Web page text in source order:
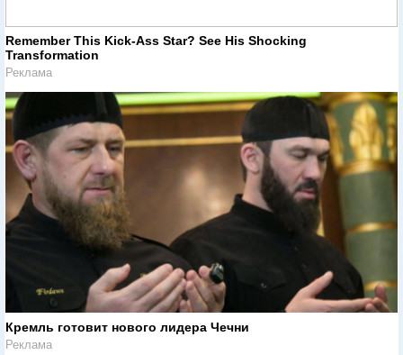
Remember This Kick-Ass Star? See His Shocking
Transformation
Реклама
Кремль готовит нового лидера Чечни
Реклама